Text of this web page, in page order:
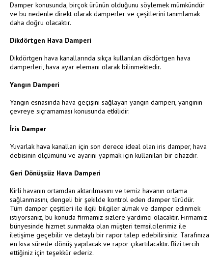
Damper konusunda, birçok ürünün olduğunu söylemek mümkündür
ve bu nedenle direkt olarak damperler ve çeşitlerini tanımlamak
daha doğru olacaktır.
Dikdörtgen Hava Damperi
Dikdörtgen hava kanallarında sıkça kullanılan dikdörtgen hava
damperleri, hava ayar elemanı olarak bilinmektedir.
Yangın Damperi
Yangın esnasında hava geçişini sağlayan yangın damperi, yangının
çevreye sıçramaması konusunda etkilidir.
İris Damper
Yuvarlak hava kanalları için son derece ideal olan iris damper, hava
debisinin ölçümünü ve ayarını yapmak için kullanılan bir cihazdır.
Geri Dönüşsüz Hava Damperi
Kirli havanın ortamdan aktarılmasını ve temiz havanın ortama
sağlanmasını, dengeli bir şekilde kontrol eden damper türüdür.
Tüm damper çeşitleri ile ilgili bilgiler almak ve damper edinmek
istiyorsanız, bu konuda firmamız sizlere yardımcı olacaktır. Firmamız
bünyesinde hizmet sunmakta olan müşteri temsilcilerimiz ile
iletişime geçebilir ve detaylı bir rapor talep edebilirsiniz. Tarafınıza
en kısa sürede dönüş yapılacak ve rapor çıkartılacaktır. Bizi tercih
ettiğiniz için teşekkür ederiz.